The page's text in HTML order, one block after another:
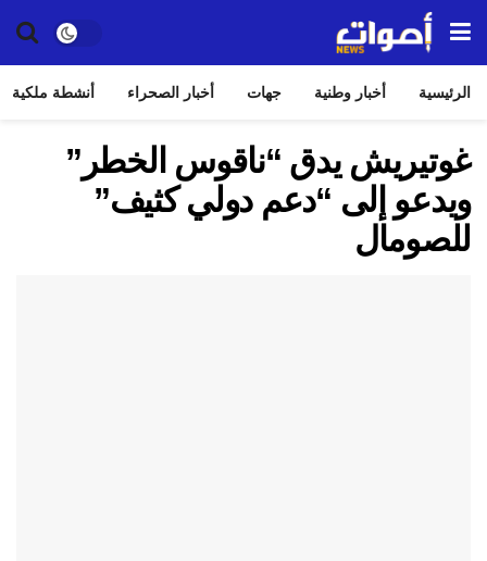
الرئيسية أخبار وطنية جهات أخبار الصحراء أنشطة ملكية
غوتيريش يدق “ناقوس الخطر”
ويدعو إلى “دعم دولي كثيف”
للصومال